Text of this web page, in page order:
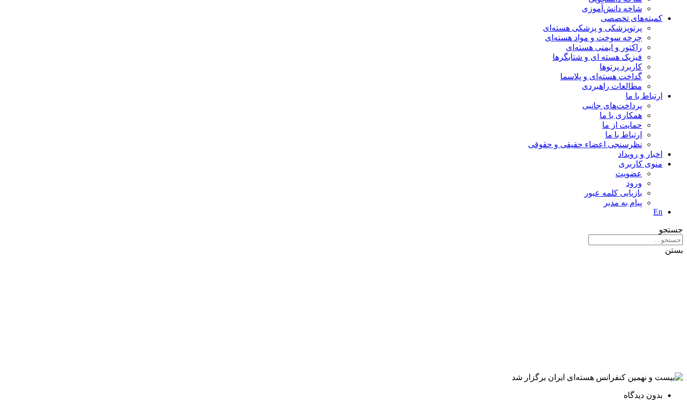
شاخه دانش‌آموزی
کمیته‌های تخصصی
پرتوپزشکی و پزشکی هسته‌ای
چرخه سوخت و مواد هسته‌ای
راکتور و ایمنی هسته‌ای
فیزیک هسته ای و شتابگرها
کاربرد پرتوها
گداخت هسته‌ای و پلاسما
مطالعات راهبردی
ارتباط با ما
پرداخت‌های جانبی
همکاری با ما
حمايت از ما
ارتباط با ما
نظر‌سنجی اعضاء حقیقی و حقوقی
اخبار و رويداد
منوی کاربری
عضویت
ورود
بازیابی کلمه عبور
پیام به مدير
En
جستجو
بستن
بدون دیدگاه